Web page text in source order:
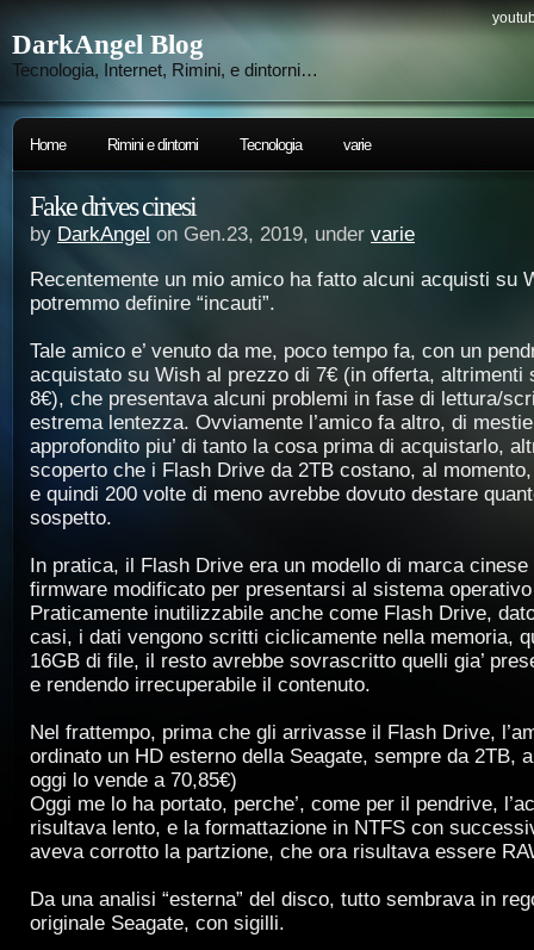
DarkAngel Blog
Tecnologia, Internet, Rimini, e dintorni…
Home Rimini e dintorni Tecnologia varie
Fake drives cinesi
by DarkAngel on Gen.23, 2019, under varie
Recentemente un mio amico ha fatto alcuni acquisti su
potremmo definire “incauti”.
Tale amico e’ venuto da me, poco tempo fa, con un
acquistato su Wish al prezzo di 7€ (in offerta, altrimenti
8€), che presentava alcuni problemi in fase di lettura/
estrema lentezza. Ovviamente l’amico fa altro, di
approfondito piu’ di tanto la cosa prima di acquistarlo,
scoperto che i Flash Drive da 2TB costano, al
e quindi 200 volte di meno avrebbe dovuto destare
sospetto.
In pratica, il Flash Drive era un modello di marca
firmware modificato per presentarsi al sistema
Praticamente inutilizzabile anche come Flash Drive,
casi, i dati vengono scritti ciclicamente nella memoria,
16GB di file, il resto avrebbe sovrascritto quelli gia’
e rendendo irrecuperabile il contenuto.
Nel frattempo, prima che gli arrivasse il Flash Drive,
ordinato un HD esterno della Seagate, sempre da 2TB,
oggi lo vende a 70,85€)
Oggi me lo ha portato, perche’, come per il pendrive,
risultava lento, e la formattazione in NTFS con
aveva corrotto la partzione, che ora risultava essere
Da una analisi “esterna” del disco, tutto sembrava in
originale Seagate, con sigilli.